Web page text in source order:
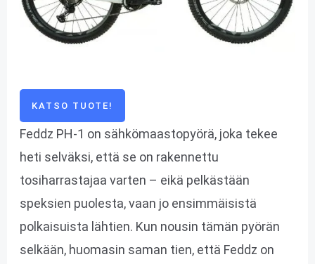
KATSO TUOTE!
Feddz PH-1 on sähkömaastopyörä, joka tekee
heti selväksi, että se on rakennettu
tosiharrastajaa varten – eikä pelkästään
speksien puolesta, vaan jo ensimmäisistä
polkaisuista lähtien. Kun nousin tämän pyörän
selkään, huomasin saman tien, että Feddz on